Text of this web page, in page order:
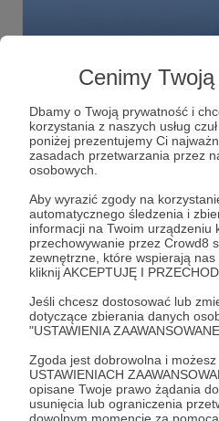
Cenimy
Dbamy o Twoją prywatność i
korzystania z naszych usług
poniżej prezentujemy Ci
zasadach przetwarzania przez
osobowych.
Aby wyrazić zgody na
automatycznego śledzenia i
informacji na Twoim urządzeniu
przechowywanie przez Crowd8
zewnętrzne, które wspierają nas
kliknij AKCEPTUJĘ I
Jeśli chcesz dostosować lub
dotyczące zbierania danych
"USTAWIENIA
Zgoda jest dobrowolna i
USTAWIENIACH
opisane Twoje prawo żądania
usunięcia lub ograniczenia
dowolnym momencie za
Sprawdź pocztę (spamy też!)
newsletter nagroda
Dołącz do